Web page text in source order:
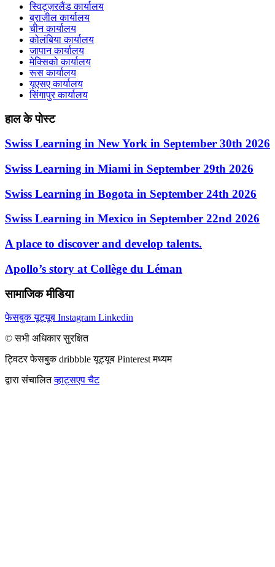
स्विट्ज़रलैंड कार्यालय
ब्राज़ील कार्यालय
चीन कार्यालय
कोलंबिया कार्यालय
जापान कार्यालय
मेक्सिको कार्यालय
रूस कार्यालय
यूएसए कार्यालय
सिंगापुर कार्यालय
हाल के पोस्ट
Swiss Learning in New York in September 30th 2026
Swiss Learning in Miami in September 29th 2026
Swiss Learning in Bogota in September 24th 2026
Swiss Learning in Mexico in September 22nd 2026
A place to discover and develop talents.
Apollo’s story at Collège du Léman
सामाजिक मीडिया
फेसबुक यूट्यूब Instagram Linkedin
© सभी अधिकार सुरक्षित
ट्विटर फेसबुक dribbble यूट्यूब Pinterest मध्यम
द्वारा संचालितव्हाट्सएप चैट